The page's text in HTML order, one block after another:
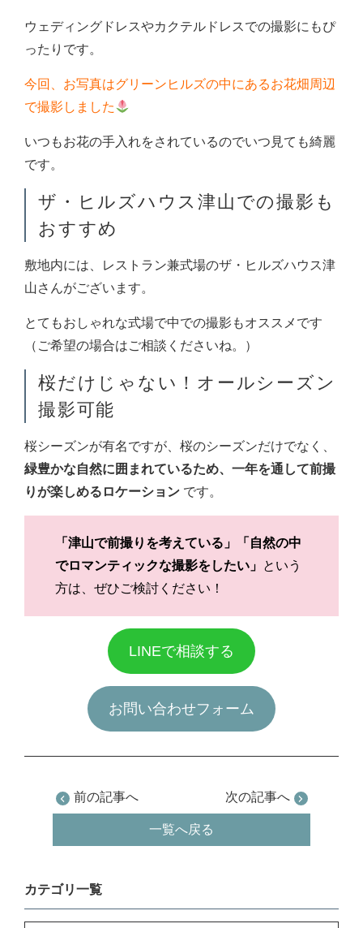
ウェディングドレスやカクテルドレスでの撮影にもぴ
ったりです。
今回、お写真はグリーンヒルズの中にあるお花畑周辺
で撮影しました
いつもお花の手入れをされているのでいつ見ても綺麗
です。
ザ・ヒルズハウス津山での撮影も
おすすめ
敷地内には、レストラン兼式場のザ・ヒルズハウス津
山さんがございます。
とてもおしゃれな式場で中での撮影もオススメです
（ご希望の場合はご相談くださいね。）
桜だけじゃない！オールシーズン
撮影可能
桜シーズンが有名ですが、桜のシーズンだけでなく、
緑豊かな自然に囲まれているため、一年を通して前撮
りが楽しめるロケーション です。
「津山で前撮りを考えている」「自然の中
でロマンティックな撮影をしたい」 という
方は、ぜひご検討ください！
LINEで相談する
お問い合わせフォーム
前の記事へ 次の記事へ
一覧へ戻る
カテゴリ一覧